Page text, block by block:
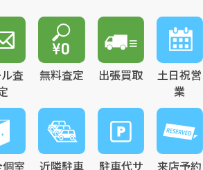
査
無料査定 出張買取
土日祝営
業
室
近隣駐車
駐車代サ
来店予約